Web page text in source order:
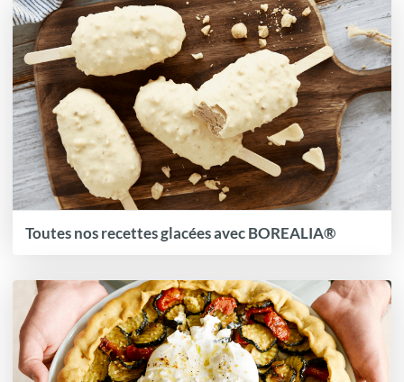
Toutes nos recettes glacées avec BOREALIA®